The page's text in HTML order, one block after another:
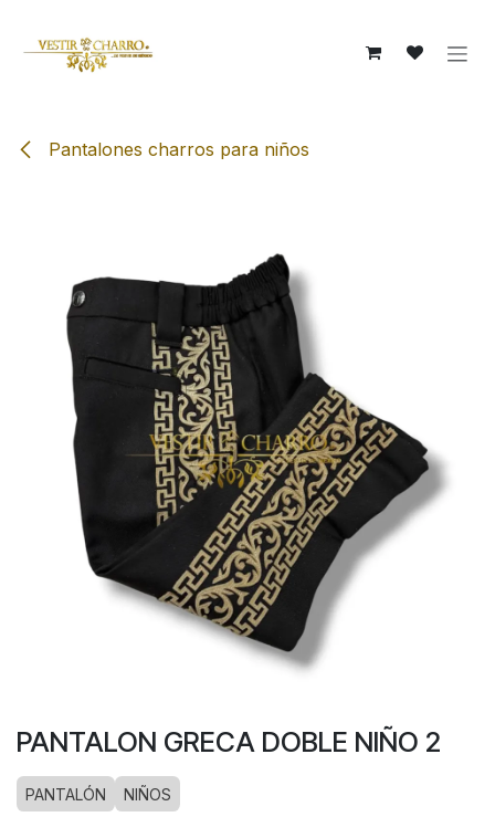
Pantalones charros para niños
PANTALON GRECA DOBLE NIÑO 2
PANTALÓN NIÑOS